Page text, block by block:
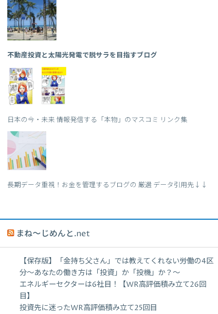
不動産投資と太陽光発電で脱サラを目指すブログ
日本の今・未来 情報発信する「本物」のマスコミ リンク集
長期データ重視！お金を管理するブログの 厳選 データ引用先↓↓
まね～じめんと.net
【保存版】「金持ち父さん」では教えてくれない労働の4区
分〜あなたの働き方は「投資」か「投機」か？〜
エネルギーセクターは6社目！【WR高評価積み立て26回
目】
投資先に迷ったWR高評価積み立て25回目